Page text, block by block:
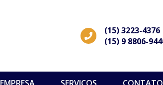
(15) 3223-4376
(15) 9 8806-